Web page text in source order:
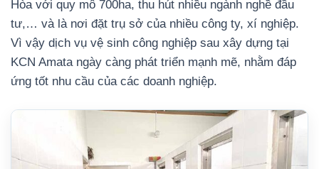
Hòa với quy mô 700ha, thu hút nhiều ngành nghề đầu
tư,… và là nơi đặt trụ sở của nhiều công ty, xí nghiệp.
Vì vậy dịch vụ vệ sinh công nghiệp sau xây dựng tại
KCN Amata ngày càng phát triển mạnh mẽ, nhằm đáp
ứng tốt nhu cầu của các doanh nghiệp.